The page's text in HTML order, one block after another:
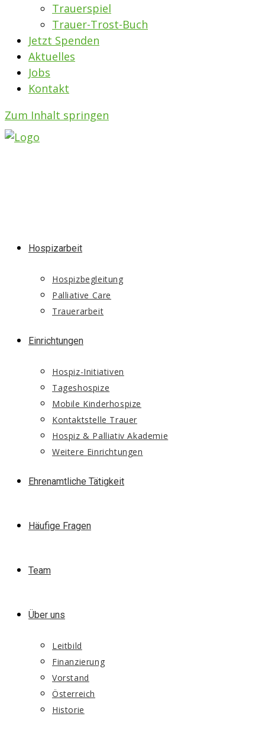
Trauerspiel
Trauer-Trost-Buch
Jetzt Spenden
Aktuelles
Jobs
Kontakt
Zum Inhalt springen
Hospizarbeit
Hospizbegleitung
Palliative Care
Trauerarbeit
Einrichtungen
Hospiz-Initiativen
Tageshospize
Mobile Kinderhospize
Kontaktstelle Trauer
Hospiz & Palliativ Akademie
Weitere Einrichtungen
Ehrenamtliche Tätigkeit
Häufige Fragen
Team
Über uns
Leitbild
Finanzierung
Vorstand
Österreich
Historie